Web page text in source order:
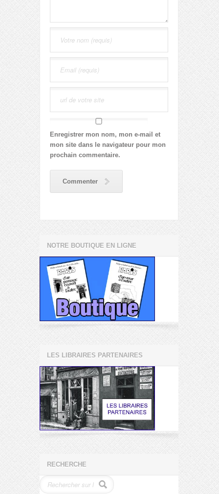
Enregistrer mon nom, mon e-mail et
mon site dans le navigateur pour mon
prochain commentaire.
Commenter
NOTRE BOUTIQUE EN LIGNE
LES LIBRAIRES PARTENAIRES
RECHERCHE